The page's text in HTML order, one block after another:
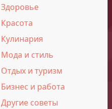
Здоровье
Красота
Кулинария
Мода и стиль
Отдых и туризм
Бизнес и работа
Другие советы